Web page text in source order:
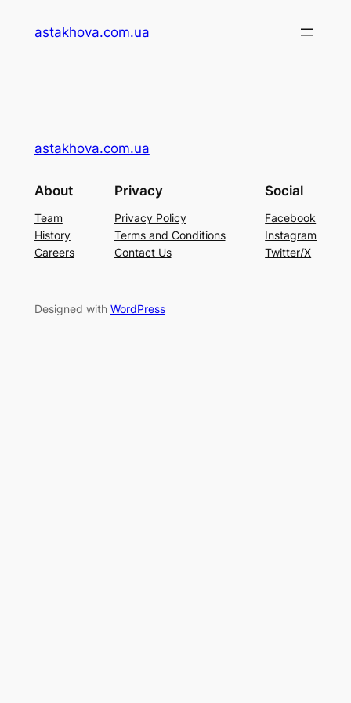
astakhova.com.ua
astakhova.com.ua
About
Team
History
Careers
Privacy
Privacy Policy
Terms and Conditions
Contact Us
Social
Facebook
Instagram
Twitter/X
Designed with WordPress